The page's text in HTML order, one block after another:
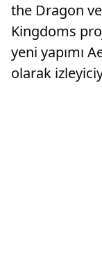
the Dragon
Kingdoms
yeni yapımı
olarak